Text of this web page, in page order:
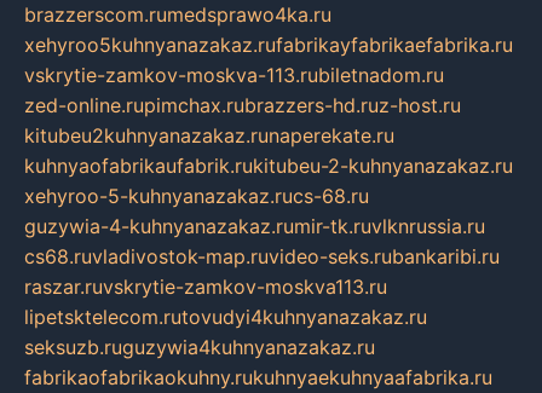
brazzerscom.rumedsprawo4ka.ru
xehyroo5kuhnyanazakaz.rufabrikayfabrikaefabrika.ru
vskrytie-zamkov-moskva-113.rubiletnadom.ru
zed-online.rupimchax.rubrazzers-hd.ruz-host.ru
kitubeu2kuhnyanazakaz.runaperekate.ru
kuhnyaofabrikaufabrik.rukitubeu-2-kuhnyanazakaz.ru
xehyroo-5-kuhnyanazakaz.rucs-68.ru
guzywia-4-kuhnyanazakaz.rumir-tk.ruvlknrussia.ru
cs68.ruvladivostok-map.ruvideo-seks.rubankaribi.ru
raszar.ruvskrytie-zamkov-moskva113.ru
lipetsktelecom.rutovudyi4kuhnyanazakaz.ru
seksuzb.ruguzywia4kuhnyanazakaz.ru
fabrikaofabrikaokuhny.rukuhnyaekuhnyaafabrika.ru